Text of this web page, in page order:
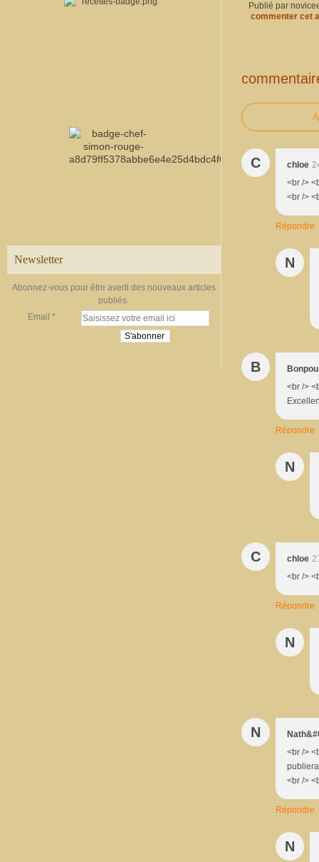
Newsletter
Abonnez-vous pour être averti des nouveaux articles
publiés.
Email
Publié par
commenter cet
C chloe
<br />
<br />
Répondre
N
B
<br />
Répondre
N
C chloe
<br />
Répondre
N
N
<br />
<br />
Répondre
N